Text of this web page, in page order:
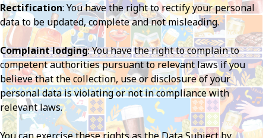
Rectification: You have the right to rectify your personal
data to be updated, complete and not misleading.
Complaint lodging: You have the right to complain to
competent authorities pursuant to relevant laws if you
believe that the collection, use or disclosure of your
personal data is violating or not in compliance with
relevant laws.